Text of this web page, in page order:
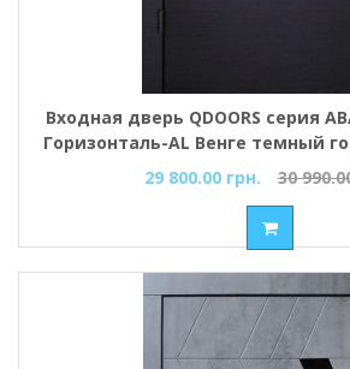
Входная дверь QDOORS серия
Горизонталь-AL Венге темный
темный
29 800.00 грн. 30